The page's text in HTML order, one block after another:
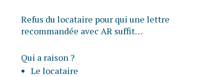
Refus du locataire pour qui une lettre
recommandée avec AR suffit…
Qui a raison ?
Le locataire